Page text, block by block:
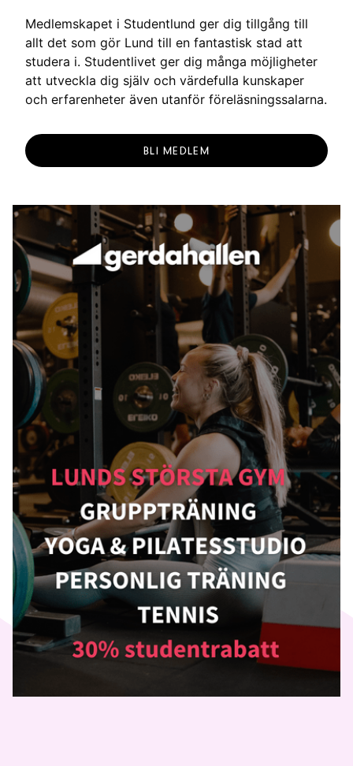
Medlemskapet i Studentlund ger dig tillgång till
allt det som gör Lund till en fantastisk stad att
studera i. Studentlivet ger dig många möjligheter
att utveckla dig själv och värdefulla kunskaper
och erfarenheter även utanför föreläsningssalarna.
BLI MEDLEM